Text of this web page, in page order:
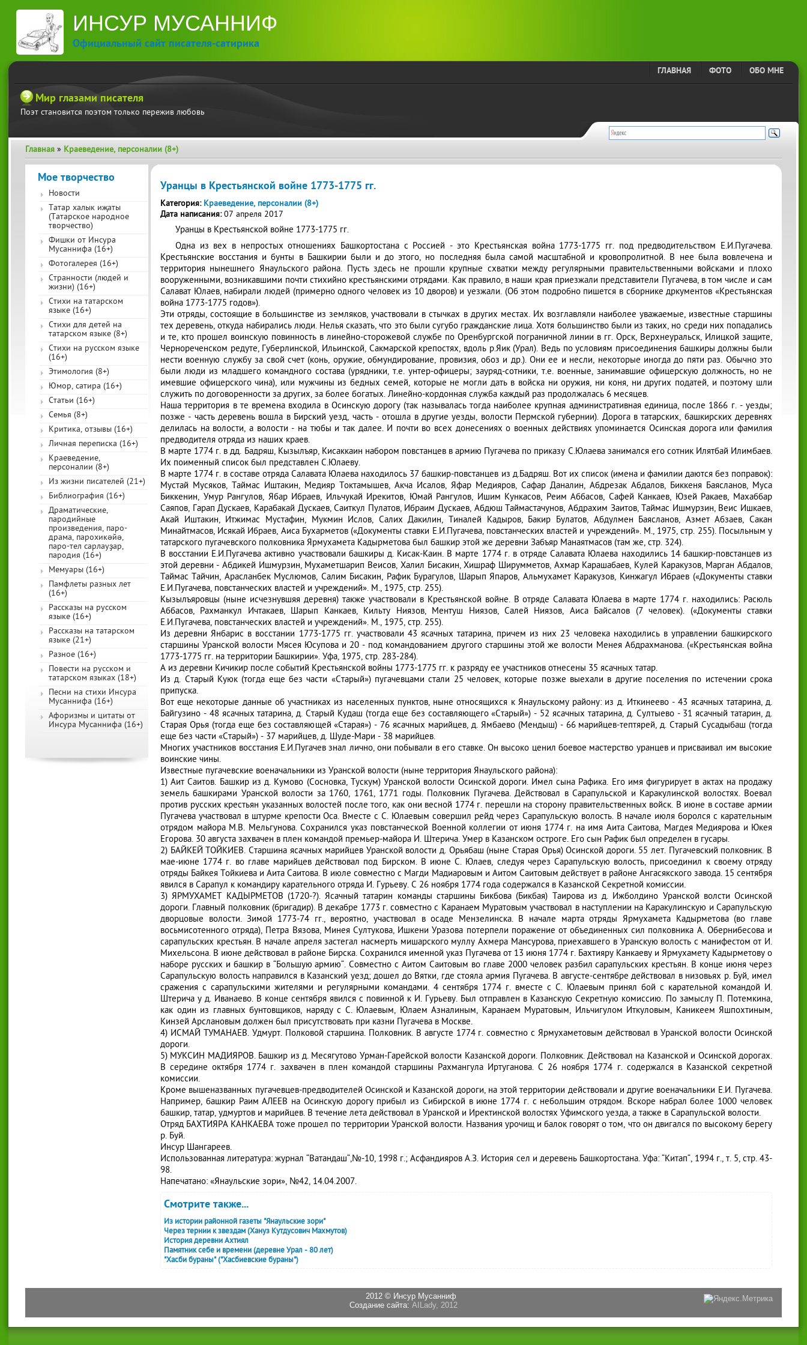
ИНСУР МУСАННИФ
Официальный сайт писателя-сатирика
ОБО МНЕ
ФОТО
ГЛАВНАЯ
Мир глазами писателя
Поэт становится поэтом только пережив любовь
Вы здесь
Главная » Краеведение, персоналии (8+)
Уранцы в Крестьянской войне 1773-1775 гг.
Категория: Краеведение, персоналии (8+)
Дата написания:07 апреля 2017
Уранцы в Крестьянской войне 1773-1775 гг.
Одна из вех в непростых отношениях Башкортостана с Россией - это Крестьянская война 1773-1775 гг. под предводительством Е.И.Пугачева.
Крестьянские восстания и бунты в Башкирии были и до этого, но последняя была самой масштабной и кровопролитной. В нее была вовлечена и
территория нынешнего Янаульского района. Пусть здесь не прошли крупные схватки между регулярными правительственными войсками и плохо
вооруженными, возникавшими почти стихийно крестьянскими отрядами. Как правило, в наши края приезжали представители Пугачева, в том числе и сам
Салават Юлаев, набирали людей (примерно одного человек из 10 дворов) и уезжали. (Об этом подробно пишется в сборнике дркументов «Крестьянская
война 1773-1775 годов»).
Эти отряды, состоящие в большинстве из земляков, участвовали в стычках в других местах. Их возглавляли наиболее уважаемые, известные старшины
тех деревень, откуда набирались люди. Нелья сказать, что это были сугубо гражданские лица. Хотя большинство были из таких, но среди них попадались
и те, кто прошел воинскую повинность в линейно-сторожевой службе по Оренбургской пограничной линии в гг. Орск, Верхнеуральск, Илицкой защите,
Чернореченском редуте, Губерлинской, Ильинской, Сакмарской крепостях, вдоль р.Яик (Урал). Ведь по условиям присоединения башкиры должны были
нести военную службу за свой счет (конь, оружие, обмундирование, провизия, обоз и др.). Они ее и несли, некоторые иногда до пяти раз. Обычно это
были люди из младшего командного состава (урядники, т.е. унтер-офицеры; зауряд-сотники, т.е. военные, занимавшие офицерскую должность, но не
имевшие офицерского чина), или мужчины из бедных семей, которые не могли дать в войска ни оружия, ни коня, ни других податей, и поэтому шли
служить по договоренности за других, за более богатых. Линейно-кордонная служба каждый раз продолжалась 6 месяцев.
Наша территория в те времена входила в Осинскую дорогу (так называлась тогда наиболее крупная административная единица, после 1866 г. - уезды;
позже - часть деревень вошла в Бирский уезд, часть - отошла в другие уезды, волости Пермской губернии). Дорога в татарских, башкирских деревнях
делилась на волости, а волости - на тюбы и так далее. И почти во всех донесениях о военных действиях упоминается Осинская дорога или фамилия
предводителя отряда из наших краев.
В марте 1774 г. в дд. Бадряш, Кызылъяр, Кисаккаин набором повстанцев в армию Пугачева по приказу С.Юлаева занимался его сотник Илятбай Илимбаев.
Их поименный список был представлен С.Юлаеву.
В марте 1774 г. в составе отряда Салавата Юлаева находилось 37 башкир-повстанцев из д.Бадряш. Вот их список (имена и фамилии даются без поправок):
Мустай Мусяков, Таймас Иштакин, Медияр Токтамышев, Акча Исалов, Яфар Медияров, Сафар Даналин, Абдрезак Абдалов, Биккеня Баясланов, Муса
Биккенин, Умур Рангулов, Ябар Ибраев, Ильчукай Ирекитов, Юмай Рангулов, Ишим Кункасов, Реим Аббасов, Сафей Канкаев, Юзей Ракаев, Махаббар
Саяпов, Гарап Дускаев, Карабакай Дускаев, Саиткул Пулатов, Ибраим Дускаев, Абдюш Таймастачунов, Абдрахим Заитов, Таймас Ишмурзин, Веис Ишкаев,
Акай Иштакин, Итжимас Мустафин, Мукмин Ислов, Салих Дакилин, Тиналей Кадыров, Бакир Булатов, Абдулмен Баясланов, Азмет Абзаев, Сакан
Минайтмасов, Исякай Ибраев, Аиса Бухарметов («Документы ставки Е.И.Пугачева, повстанческих властей и учреждений». М., 1975, стр. 255). Посыльным у
татарского пугачевского полковника Ярмухамета Кадырметова был башкир этой же деревни Забъяр Манаятмасов (там же, стр. 324).
В восстании Е.И.Пугачева активно участвовали башкиры д. Кисак-Каин. В марте 1774 г. в отряде Салавата Юлаева находились 14 башкир-повстанцев из
этой деревни - Абдикей Ишмурзин, Мухаметшарип Веисов, Халил Бисакин, Хишраф Ширумметов, Ахмар Карашабаев, Кулей Каракузов, Марган Абдалов,
Таймас Тайчин, Арасланбек Муслюмов, Салим Бисакин, Рафик Бурагулов, Шарып Япаров, Альмухамет Каракузов, Кинжагул Ибраев («Документы ставки
Е.И.Пугачева, повстанческих властей и учреждений». М., 1975, стр. 255).
Кызылъяровцы (ныне исчезнувшяя деревня) также участвовали в Крестьянской войне. В отряде Салавата Юлаева в марте 1774 г. находились: Расюль
Аббасов, Рахманкул Ичтакаев, Шарып Канкаев, Кильту Ниязов, Ментуш Ниязов, Салей Ниязов, Аиса Байсалов (7 человек). («Документы ставки
Е.И.Пугачева, повстанческих властей и учреждений». М., 1975, стр. 255).
Из деревни Янбарис в восстании 1773-1775 гг. участвовали 43 ясачных татарина, причем из них 23 человека находились в управлении башкирского
старшины Уранской волости Мясея Юсупова и 20 - под командованием другого старшины этой же волости Менея Абдрахманова. («Крестьянская война
1773-1775 гг. на территории Башкирии». Уфа, 1975, стр. 283-284).
А из деревни Кичикир после событий Крестьянской войны 1773-1775 гг. к разряду ее участников отнесены 35 ясачных татар.
Из д. Старый Куюк (тогда еще без части «Старый») пугачевцами стали 25 человек, которые позже выехали в другие поселения по истечении срока
припуска.
Вот еще некоторые данные об участниках из населенных пунктов, ныне относящихся к Янаульскому району: из д. Иткинеево - 43 ясачных татарина, д.
Байгузино - 48 ясачных татарина, д. Старый Кудаш (тогда еще без составляющего «Старый») - 52 ясачных татарина, д. Султыево - 31 ясачный татарин, д.
Старая Орья (тогда еще без составляющей «Старая») - 76 ясачных марийцев, д. Ямбаево (Мендыш) - 66 марийцев-тептярей, д. Старый Сусадыбаш (тогда
еще без части «Старый») - 37 марийцев, д. Шуде-Мари - 38 марийцев.
Многих участников восстания Е.И.Пугачев знал лично, они побывали в его ставке. Он высоко ценил боевое мастерство уранцев и присваивал им высокие
воинские чины.
Известные пугачевские военачальники из Уранской волости (ныне территория Янаульского района):
1) Аит Саитов. Башкир из д. Кумово (Сосновка, Тускум) Уранской волости Осинской дороги. Имел сына Рафика. Его имя фигурирует в актах на продажу
земель башкирами Уранской волости за 1760, 1761, 1771 годы. Полковник Пугачева. Действовал в Сарапульской и Каракулинской волостях. Воевал
против русских крестьян указанных волостей после того, как они весной 1774 г. перешли на сторону правительственных войск. В июне в составе армии
Пугачева участвовал в штурме крепости Оса. Вместе с С. Юлаевым совершил рейд через Сарапульскую волость. В начале июля боролся с карательным
отрядом майора М.В. Мельгунова. Сохранился указ повстанческой Военной коллегии от июня 1774 г. на имя Аита Саитова, Магдея Медиярова и Юкея
Егорова. 30 августа захвачен в плен командой премьер-майора И. Штерича. Умер в Казанском остроге. Его сын Рафик был определен в гусары.
2) БАЙКЕЙ ТОЙКИЕВ. Старшина ясачных марийцев Уранской волости д. Орьябаш (ныне Старая Орья) Осинской дороги. 55 лет. Пугачевский полковник. В
мае-июне 1774 г. во главе марийцев действовал под Бирском. В июне С. Юлаев, следуя через Сарапульскую волость, присоединил к своему отряду
отряды Байкея Тойкиева и Аита Саитова. В июле совместно с Магди Мадиаровым и Аитом Саитовым действует в районе Ангасякского завода. 15 сентября
явился в Сарапул к командиру карательного отряда И. Гурьеву. С 26 ноября 1774 года содержался в Казанской Секретной комиссии.
3) ЯРМУХАМЕТ КАДЫРМЕТОВ (1720-?). Ясачный татарин команды старшины Бикбова (Бикбая) Таирова из д. Ижболдино Уранской волсти Осинской
дороги. Главный полковник (бригадир). В декабре 1773 г. совместно с Каранаем Муратовым участвовал в наступлении на Каракулинскую и Сарапульскую
дворцовые волости. Зимой 1773-74 гг., вероятно, участвовал в осаде Мензелинска. В начале марта отряды Ярмухамета Кадырметова (во главе
восьмисотенного отряда), Петра Вязова, Минея Султукова, Ишкени Уразова потерпели поражение от объединенных сил полковника А. Обернибесова и
сарапульских крестьян. В начале апреля застегал насмерть мишарского муллу Ахмера Мансурова, приехавшего в Уранскую волость с манифестом от И.
Михельсона. В июне действовал в районе Бирска. Сохранился именной указ Пугачева от 13 июня 1774 г. Бахтияру Канкаеву и Ярмухамету Кадырметову о
наборе русских и башкир в “Большую армию“. Совместно с Аитом Саитовым во главе 2000 человек разбил сарапульских крестьян. В конце июня через
Сарапульскую волость направился в Казанский уезд; дошел до Вятки, где стояла армия Пугачева. В августе-сентябре действовал в низовьях р. Буй, имел
сражения с сарапульскими жителями и регулярными командами. 4 сентября 1774 г. вместе с С. Юлаевым принял бой с карательной командой И.
Штерича у д. Иванаево. В конце сентября явился с повинной к И. Гурьеву. Был отправлен в Казанскую Секретную комиссию. По замыслу П. Потемкина,
как один из главных бунтовщиков, наряду с С. Юлаевым, Юлаем Азналиным, Каранаем Муратовым, Ильчигулом Иткуловым, Каникеем Яшпохтиным,
Кинзей Арслановым должен был присутствовать при казни Пугачева в Москве.
4) ИСМАЙ ТУМАНАЕВ. Удмурт. Полковой старшина. Полковник. В августе 1774 г. совместно с Ярмухаметовым действовал в Уранской волости Осинской
дороги.
5) МУКСИН МАДИЯРОВ. Башкир из д. Месягутово Урман-Гарейской волости Казанской дороги. Полковник. Действовал на Казанской и Осинской дорогах.
В середине октября 1774 г. захвачен в плен командой старшины Рахмангула Иртуганова. С 26 ноября 1774 г. содержался в Казанской секретной
комиссии.
Кроме вышеназванных пугачевцев-предводителей Осинской и Казанской дороги, на этой территории действовали и другие военачальники Е.И. Пугачева.
Например, башкир Раим АЛЕЕВ на Осинскую дорогу прибыл из Сибирской в июне 1774 г. с небольшим отрядом. Вскоре набрал более 1000 человек
башкир, татар, удмуртов и марийцев. В течение лета действовал в Уранской и Иректинской волостях Уфимского уезда, а также в Сарапульской волости.
Отряд БАХТИЯРА КАНКАЕВА тоже прошел по территории Уранской волости. Названия урочищ и балок говорят о том, что он двигался по высокому берегу
р. Буй.
Инсур Шангареев.
Использованная литература: журнал “Ватандаш“,№-10, 1998 г.; Асфандияров А.З. История сел и деревень Башкортостана. Уфа: “Китап“, 1994 г., т. 5, стр. 43-
98.
Напечатано: «Янаульские зори», №42, 14.04.2007.
Смотрите также...
Из истории районной газеты "Янаульские зори"
Через тернии к звездам (Хануз Кутдусович Махмутов)
История деревни Ахтиял
Памятник себе и времени (деревне Урал - 80 лет)
"Хасби бураны" ("Хасбиевские бураны")
Мое творчество
Новости
Татар халык иҗаты
(Татарское народное
творчество)
Фишки от Инсура
Мусаннифа (16+)
Фотогалерея (16+)
Странности (людей и
жизни) (16+)
Стихи на татарском
языке (16+)
Стихи для детей на
татарском языке (8+)
Стихи на русском языке
(16+)
Этимология (8+)
Юмор, сатира (16+)
Статьи (16+)
Семья (8+)
Критика, отзывы (16+)
Личная переписка (16+)
Краеведение,
персоналии (8+)
Из жизни писателей (21+)
Библиография (16+)
Драматические,
пародийные
произведения, паро-
драма, парохикәйә,
паро-тел сарлауҙар,
пародия (16+)
Мемуары (16+)
Памфлеты разных лет
(16+)
Рассказы на русском
языке (16+)
Рассказы на татарском
языке (21+)
Разное (16+)
Повести на русском и
татарском языках (18+)
Песни на стихи Инсура
Мусаннифа (16+)
Афоризмы и цитаты от
Инсура Мусаннифа (16+)
2012 © Инсур Мусанниф
Создание сайта: AILady, 2012